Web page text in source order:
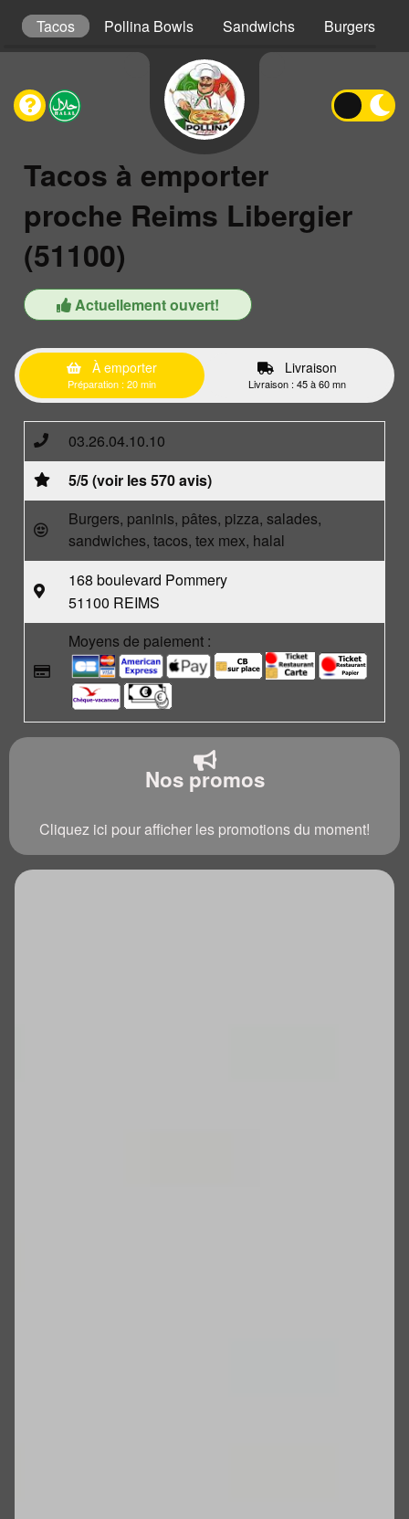
Tacos Pollina Bowls Sandwichs Burgers
Tacos à emporter
proche Reims Libergier
(51100)
Actuellement ouvert!
À emporter
Préparation : 20 min
Livraison
Livraison : 45 à 60 mn
03.26.04.10.10
5/5 (voir les 570 avis)
Burgers, paninis, pâtes, pizza, salades,
sandwiches, tacos, tex mex, halal
168 boulevard Pommery
51100 REIMS
Moyens de paiement :
Nos promos
Cliquez ici pour afficher les promotions du moment!